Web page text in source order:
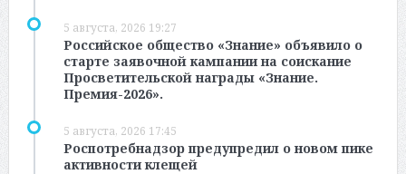
5 августа, 2026 19:27
Российское общество «Знание» объявило о
старте заявочной кампании на соискание
Просветительской награды «Знание.
Премия-2026».
5 августа, 2026 17:45
Роспотребнадзор предупредил о новом пике
активности клещей